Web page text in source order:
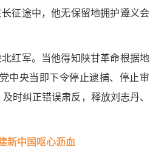
征途中，他无保留地拥护遵义会
红军。当他得知陕甘革命根据地
中央当即下令停止逮捕、停止审
时纠正错误肃反，释放刘志丹、
新中国呕心沥血